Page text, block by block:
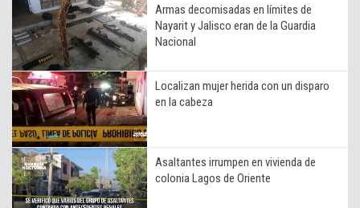
Armas decomisadas en límites de
Nayarit y Jalisco eran de la Guardia
Nacional
Localizan mujer herida con un disparo
en la cabeza
Asaltantes irrumpen en vivienda de
colonia Lagos de Oriente